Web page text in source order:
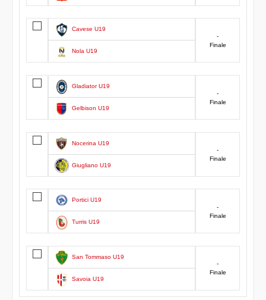
Cavese U19
Nola U19
-
Finale
Gladiator U19
Gelbison U19
-
Finale
Nocerina U19
Giugliano U19
-
Finale
Portici U19
Turris U19
-
Finale
San Tommaso U19
Savoia U19
-
Finale